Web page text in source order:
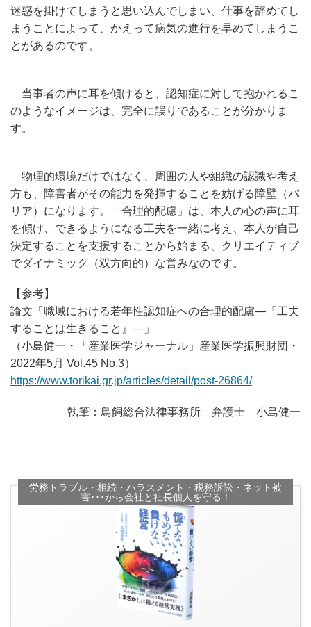
迷惑を掛けてしまうと思い込んでしまい、仕事を辞めてし
まうことによって、かえって病気の進行を早めてしまうこ
とがあるのです。
当事者の声に耳を傾けると、認知症に対して抱かれるこ
のようなイメージは、完全に誤りであることが分かりま
す。
物理的環境だけではなく、周囲の人や組織の認識や考え
方も、障害者がその能力を発揮することを妨げる障壁（バ
リア）になります。「合理的配慮」は、本人の心の声に耳
を傾け、できるようになる工夫を一緒に考え、本人が自己
決定することを支援することから始まる、クリエイティブ
でダイナミック（双方向的）な営みなのです。
【参考】
論文「職域における若年性認知症への合理的配慮―『工夫
することは生きること』―」
（小島健一・「産業医学ジャーナル」産業医学振興財団・
2022年5月 Vol.45 No.3）
https://www.torikai.gr.jp/articles/detail/post-26864/
執筆：鳥飼総合法律事務所 弁護士 小島健一
労務トラブル・相続・ハラスメント・税務訴訟・ネット被
害･･･から会社と社長個人を守る！